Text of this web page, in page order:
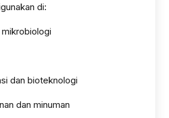
di:
dan bioteknologi
dan minuman